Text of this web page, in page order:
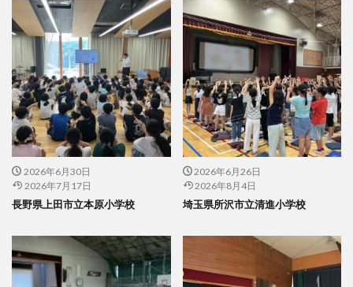
2026年6月30日
2026年7月17日
長野県上田市立本原小学校
2026年6月26日
2026年8月4日
埼玉県所沢市立清進小学校